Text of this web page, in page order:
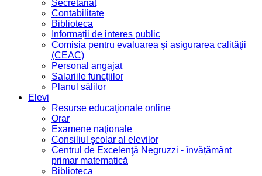
Secretariat
Contabilitate
Biblioteca
Informații de interes public
Comisia pentru evaluarea şi asigurarea calităţii
(CEAC)
Personal angajat
Salariile funcțiilor
Planul sălilor
Elevi
Resurse educaţionale online
Orar
Examene naţionale
Consiliul şcolar al elevilor
Centrul de Excelenţă Negruzzi - învățământ
primar matematică
Biblioteca